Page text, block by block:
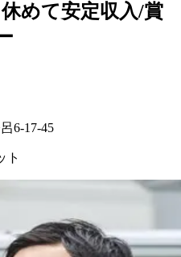
めて安定収入/賞
6-17-45
ト